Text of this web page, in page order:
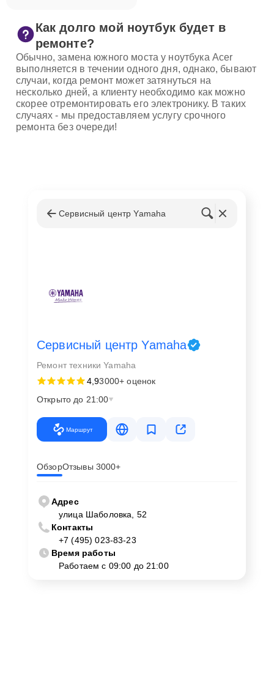
Как долго мой ноутбук будет в
ремонте?
Обычно, замена южного моста у ноутбука Acer
выполняется в течении одного дня, однако, бывают
случаи, когда ремонт может затянуться на
несколько дней, а клиенту необходимо как можно
скорее отремонтировать его электронику. В таких
случаях - мы предоставляем услугу срочного
ремонта без очереди!
Сервисный центр Yamaha
Сервисный центр Yamaha
Ремонт техники Yamaha
4,93000+ оценок
Открыто до 21:00
Маршрут
ОбзорОтзывы 3000+
Адрес
улица Шаболовка, 52
Контакты
+7 (495) 023-83-23
Время работы
Работаем с 09:00 до 21:00